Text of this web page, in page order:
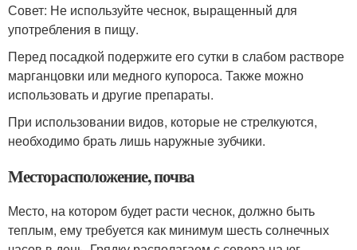
Совет: Не используйте чеснок, выращенный для
употребления в пищу.
Перед посадкой подержите его сутки в слабом растворе
марганцовки или медного купороса. Также можно
использовать и другие препараты.
При использовании видов, которые не стрелкуются,
необходимо брать лишь наружные зубчики.
Месторасположение, почва
Место, на котором будет расти чеснок, должно быть
теплым, ему требуется как минимум шесть солнечных